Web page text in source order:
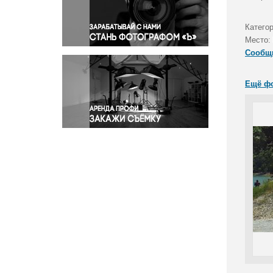
Правосудие
Происшествия и конфликты
Религия
Светская жизнь
Спорт
Экология
Экономика и бизнес
Место:
Ещё